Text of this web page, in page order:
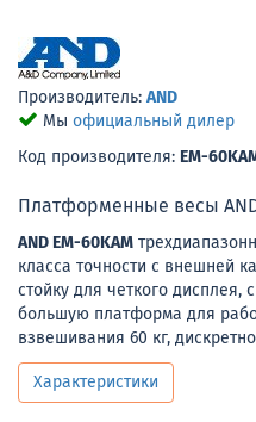
Производитель: AND
Мы официальный дилер
Код производителя: EM-
Платформенные весы AND
AND EM-60KAM
класса точности с внешней
стойку для четкого дисплея,
большую платформа для
взвешивания 60 кг,
Характеристики